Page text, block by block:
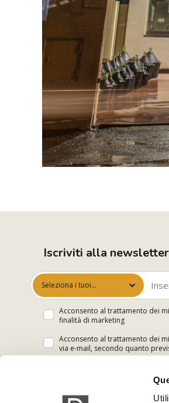
Iscriviti alla newsletter
Seleziona i tuoi
interessi
Acconsento al trattamento dei
finalità di marketing
Acconsento al trattamento dei
via e-mail, secondo quanto